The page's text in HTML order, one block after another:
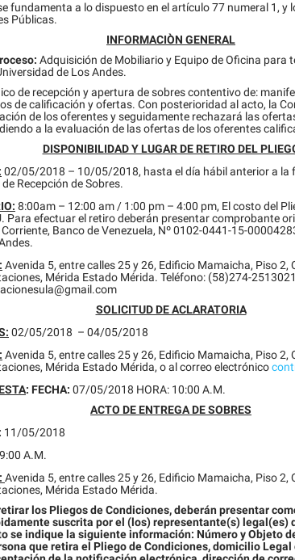
fundamenta a lo dispuesto en el artículo 77 numeral 1, y
Públicas.
INFORMACIÒN GENERAL
Adquisición de Mobiliario y Equipo de Oficina para
de Los Andes.
de recepción y apertura de sobres contentivo de:
de calificación y ofertas. Con posterioridad al acto, la
de los oferentes y seguidamente rechazará las
a la evaluación de las ofertas de los oferentes
DISPONIBILIDAD Y LUGAR DE RETIRO DEL
02/05/2018 – 10/05/2018, hasta el día hábil anterior a la
Recepción de Sobres.
8:00am – 12:00 am / 1:00 pm – 4:00 pm, El costo del
Para efectuar el retiro deberán presentar comprobante
Banco de Venezuela, Nº 0102-0441-15-
Avenida 5, entre calles 25 y 26, Edificio Mamaicha, Piso 2,
Mérida Estado Mérida. Teléfono: (58)274-
SOLICITUD DE ACLARATORIA
02/05/2018 – 04/05/2018
Avenida 5, entre calles 25 y 26, Edificio Mamaicha, Piso 2,
Mérida Estado Mérida, o al correo electrónico
: FECHA: 07/05/2018 HORA: 10:00 A.M.
ACTO DE ENTREGA DE SOBRES
: 11/05/2018
9:00 A.M.
Avenida 5, entre calles 25 y 26, Edificio Mamaicha, Piso 2,
Mérida Estado Mérida.
los Pliegos de Condiciones, deberán presentar
suscrita por el (los) representante(s) legal(es)
se indique la siguiente información: Número y Objeto
que retira el Pliego de Condiciones, domicilio